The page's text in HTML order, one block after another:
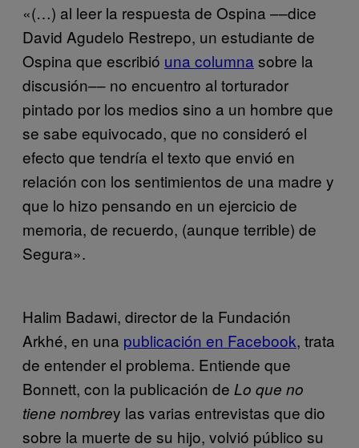
«(…) al leer la respuesta de Ospina ––dice
David Agudelo Restrepo, un estudiante de
Ospina que escribió una columna sobre la
discusión–– no encuentro al torturador
pintado por los medios sino a un hombre que
se sabe equivocado, que no consideró el
efecto que tendría el texto que envió en
relación con los sentimientos de una madre y
que lo hizo pensando en un ejercicio de
memoria, de recuerdo, (aunque terrible) de
Segura».
Halim Badawi, director de la Fundación
Arkhé, en una publicación en Facebook, trata
de entender el problema. Entiende que
Bonnett, con la publicación de Lo que no
tiene nombrey las varias entrevistas que dio
sobre la muerte de su hijo, volvió público su